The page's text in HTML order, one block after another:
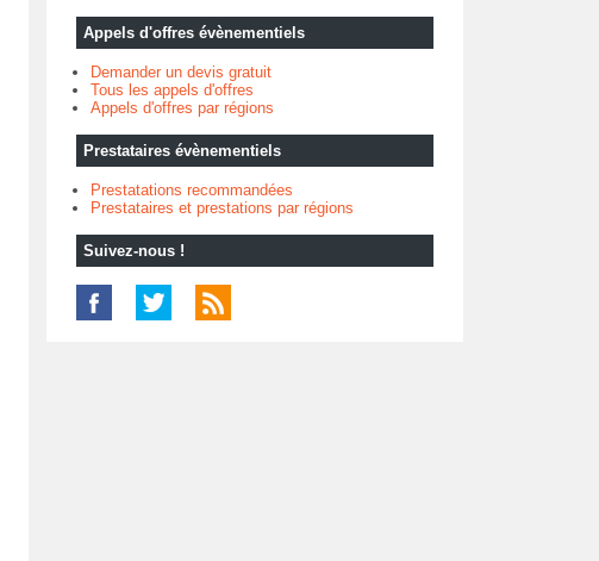
Appels d'offres évènementiels
Demander un devis gratuit
Tous les appels d'offres
Appels d'offres par régions
Prestataires évènementiels
Prestatations recommandées
Prestataires et prestations par régions
Suivez-nous !